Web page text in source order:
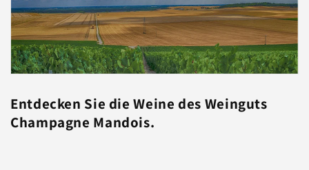
Entdecken Sie die Weine des Weinguts
Champagne Mandois.